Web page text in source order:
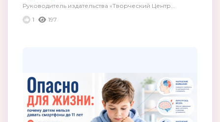
Руководитель издательства «Творческий Центр...
1
197